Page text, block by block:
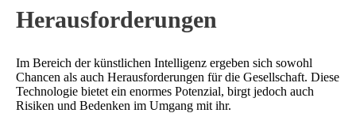
Herausforderungen
Im Bereich der künstlichen Intelligenz ergeben sich sowohl
Chancen als auch Herausforderungen für die Gesellschaft. Diese
Technologie bietet ein enormes Potenzial, birgt jedoch auch
Risiken und Bedenken im Umgang mit ihr.